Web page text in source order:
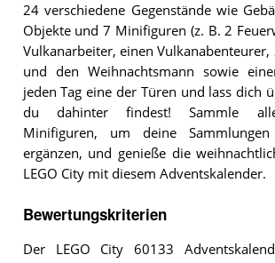
24 verschiedene Gegenstände wie
Objekte und 7 Minifiguren (z. B. 2
Vulkanarbeiter, einen
und den Weihnachtsmann sowie
jeden Tag eine der Türen und lass dich
du dahinter findest! Sammle
Minifiguren, um deine
ergänzen, und genieße die
LEGO City mit diesem Adventskalender.
Bewertungskriterien
Der LEGO City 60133